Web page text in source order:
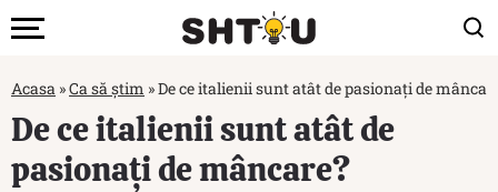
Acasa »Ca să știm »De ce italienii sunt atât de pasionați de
De ce italienii sunt atât de
pasionați de mâncare?